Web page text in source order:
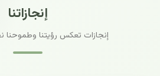
إنجازاتنا
إنجازات تعكس رؤيتنا وطموحنا